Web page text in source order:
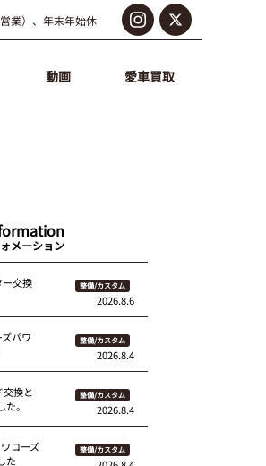
業）、年末年始休
動画 愛車買取
メーション
ー交換
整備/カスタム
2026.8.6
パワ
整備/カスタム
2026.8.4
換と
。
整備/カスタム
2026.8.4
コーズ
た
整備/カスタム